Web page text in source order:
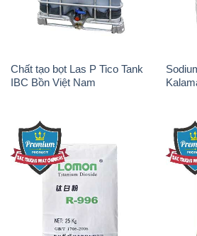
Chất tạo bọt Las P Tico Tank
IBC Bồn Việt Nam